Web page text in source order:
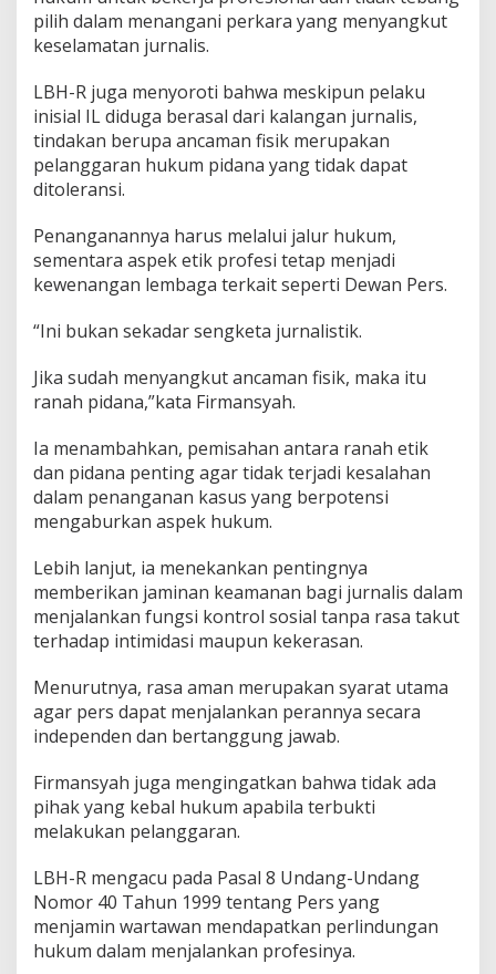
pilih dalam menangani perkara yang menyangkut
keselamatan jurnalis.
LBH-R juga menyoroti bahwa meskipun pelaku
inisial IL diduga berasal dari kalangan jurnalis,
tindakan berupa ancaman fisik merupakan
pelanggaran hukum pidana yang tidak dapat
ditoleransi.
Penanganannya harus melalui jalur hukum,
sementara aspek etik profesi tetap menjadi
kewenangan lembaga terkait seperti Dewan Pers.
“Ini bukan sekadar sengketa jurnalistik.
Jika sudah menyangkut ancaman fisik, maka itu
ranah pidana,”kata Firmansyah.
Ia menambahkan, pemisahan antara ranah etik
dan pidana penting agar tidak terjadi kesalahan
dalam penanganan kasus yang berpotensi
mengaburkan aspek hukum.
Lebih lanjut, ia menekankan pentingnya
memberikan jaminan keamanan bagi jurnalis dalam
menjalankan fungsi kontrol sosial tanpa rasa takut
terhadap intimidasi maupun kekerasan.
Menurutnya, rasa aman merupakan syarat utama
agar pers dapat menjalankan perannya secara
independen dan bertanggung jawab.
Firmansyah juga mengingatkan bahwa tidak ada
pihak yang kebal hukum apabila terbukti
melakukan pelanggaran.
LBH-R mengacu pada Pasal 8 Undang-Undang
Nomor 40 Tahun 1999 tentang Pers yang
menjamin wartawan mendapatkan perlindungan
hukum dalam menjalankan profesinya.